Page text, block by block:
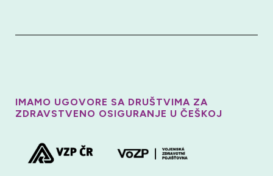
IMAMO UGOVORE SA DRUŠTVIMA ZA
ZDRAVSTVENO OSIGURANJE U ČEŠKOJ